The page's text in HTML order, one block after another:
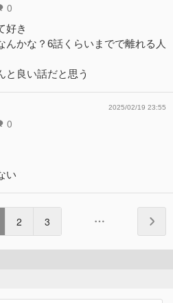
0
好き
んかな？6話くらいまでで離れる人
と良い話だと思う
0
2025/02/19 23:55
い
2 3